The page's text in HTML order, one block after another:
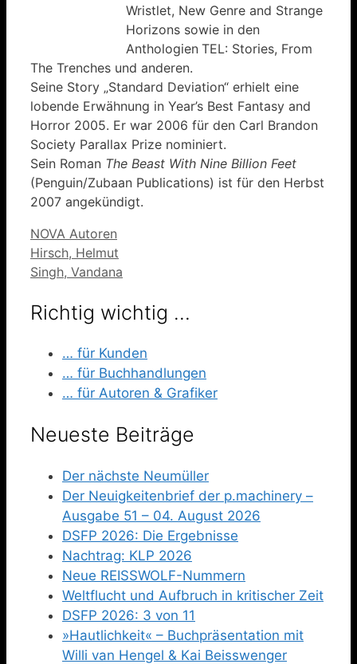
Wristlet, New Genre and Strange
Horizons sowie in den
Anthologien TEL: Stories, From
The Trenches und anderen.
Seine Story „Standard Deviation“ erhielt eine
lobende Erwähnung in Year’s Best Fantasy and
Horror 2005. Er war 2006 für den Carl Brandon
Society Parallax Prize nominiert.
Sein Roman The Beast With Nine Billion Feet
(Penguin/Zubaan Publications) ist für den Herbst
2007 angekündigt.
Kategorien
NOVA Autoren
Hirsch, Helmut
Singh, Vandana
Richtig wichtig …
… für Kunden
… für Buchhandlungen
… für Autoren & Grafiker
Neueste Beiträge
Der nächste Neumüller
Der Neuigkeitenbrief der p.machinery –
Ausgabe 51 – 04. August 2026
DSFP 2026: Die Ergebnisse
Nachtrag: KLP 2026
Neue REISSWOLF-Nummern
Weltflucht und Aufbruch in kritischer Zeit
DSFP 2026: 3 von 11
»Hautlichkeit« – Buchpräsentation mit
Willi van Hengel & Kai Beisswenger